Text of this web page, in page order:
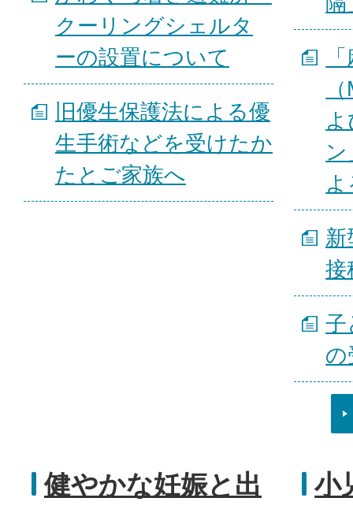
クーリングシェルタ
ーの設置について
旧優生保護法による優
生手術などを受けたか
たとご家族へ
新
接
子
の
健やかな妊娠と出
小